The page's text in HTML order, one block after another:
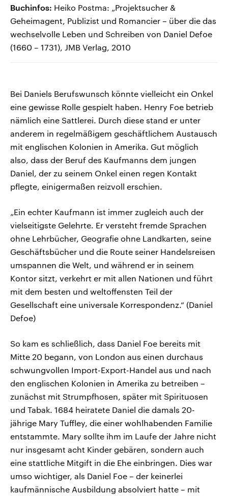
Buchinfos: Heiko Postma: „Projektsucher &
Geheimagent, Publizist und Romancier – über die das
wechselvolle Leben und Schreiben von Daniel Defoe
(1660 – 1731), JMB Verlag, 2010
Bei Daniels Berufswunsch könnte vielleicht ein Onkel
eine gewisse Rolle gespielt haben. Henry Foe betrieb
nämlich eine Sattlerei. Durch diese stand er unter
anderem in regelmäßigem geschäftlichem Austausch
mit englischen Kolonien in Amerika. Gut möglich
also, dass der Beruf des Kaufmanns dem jungen
Daniel, der zu seinem Onkel einen regen Kontakt
pflegte, einigermaßen reizvoll erschien.
„Ein echter Kaufmann ist immer zugleich auch der
vielseitigste Gelehrte. Er versteht fremde Sprachen
ohne Lehrbücher, Geografie ohne Landkarten, seine
Geschäftsbücher und die Route seiner Handelsreisen
umspannen die Welt, und während er in seinem
Kontor sitzt, verkehrt er mit allen Nationen und führt
mit dem besten und weltoffensten Teil der
Gesellschaft eine universale Korrespondenz.“ (Daniel
Defoe)
So kam es schließlich, dass Daniel Foe bereits mit
Mitte 20 begann, von London aus einen durchaus
schwungvollen Import-Export-Handel aus und nach
den englischen Kolonien in Amerika zu betreiben –
zunächst mit Strumpfhosen, später mit Spirituosen
und Tabak. 1684 heiratete Daniel die damals 20-
jährige Mary Tuffley, die einer wohlhabenden Familie
entstammte. Mary sollte ihm im Laufe der Jahre nicht
nur insgesamt acht Kinder gebären, sondern auch
eine stattliche Mitgift in die Ehe einbringen. Dies war
umso wichtiger, als Daniel Foe – der keinerlei
kaufmännische Ausbildung absolviert hatte – mit